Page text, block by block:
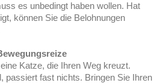
es unbedingt haben wollen. Hat
können Sie die Belohnungen
Katze, die Ihren Weg kreuzt.
passiert fast nichts. Bringen Sie Ihren